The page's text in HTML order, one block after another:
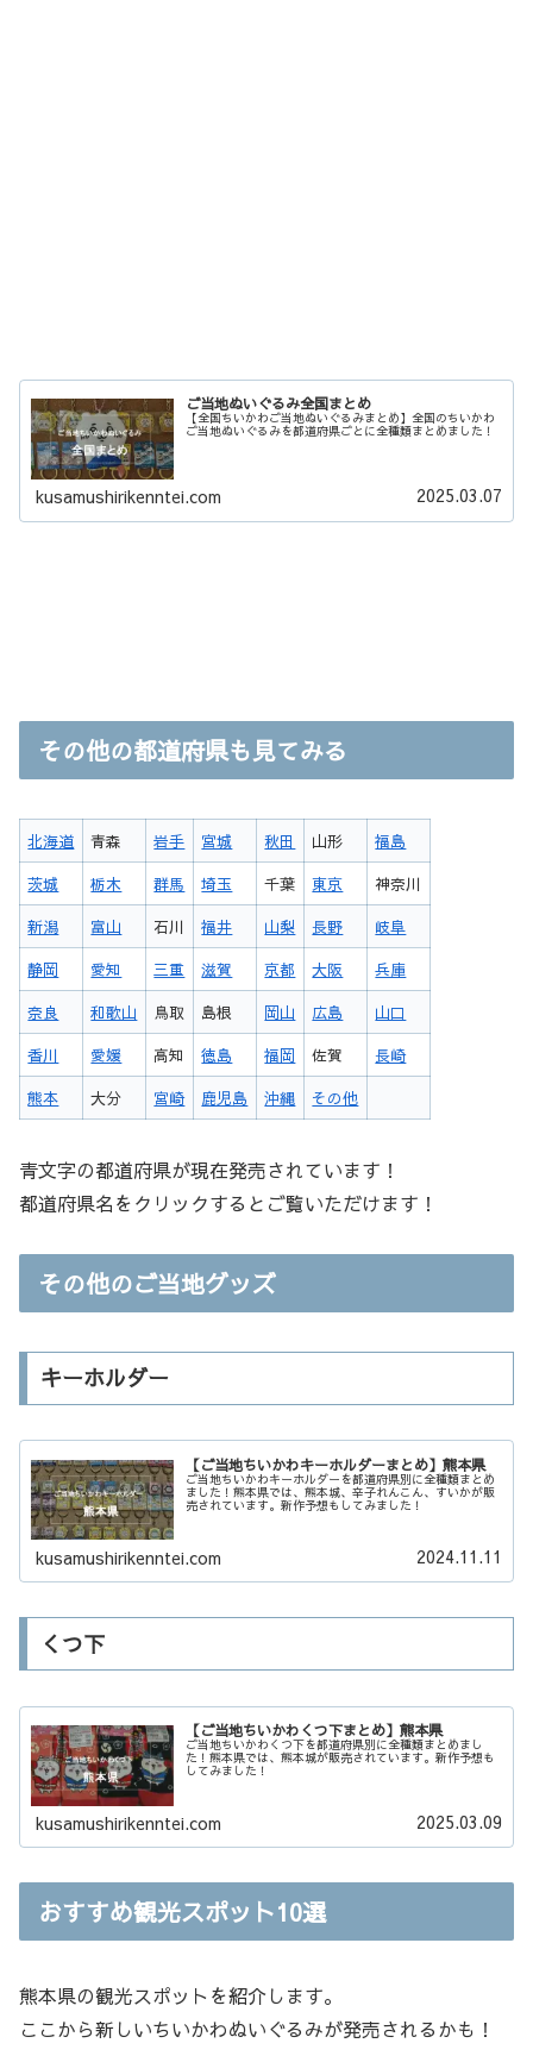
ご当地ぬいぐるみ全国まとめ
【全国ちいかわご当地ぬいぐるみまとめ】全国のちいかわ
ご当地ぬいぐるみを都道府県ごとに全種類まとめました！
kusamushirikenntei.com 2025.03.07
その他の都道府県も見てみる
北海道 青森 岩手 宮城 秋田 山形 福島
茨城 栃木 群馬 埼玉 千葉 東京 神奈川
新潟 富山 石川 福井 山梨 長野 岐阜
静岡 愛知 三重 滋賀 京都 大阪 兵庫
奈良 和歌山 鳥取 島根 岡山 広島 山口
香川 愛媛 高知 徳島 福岡 佐賀 長崎
熊本 大分 宮崎 鹿児島 沖縄 その他
青文字の都道府県が現在発売されています！
都道府県名をクリックするとご覧いただけます！
その他のご当地グッズ
キーホルダー
【ご当地ちいかわキーホルダーまとめ】熊本県
ご当地ちいかわキーホルダーを都道府県別に全種類まとめ
ました！熊本県では、熊本城、辛子れんこん、すいかが販
売されています。新作予想もしてみました！
kusamushirikenntei.com 2024.11.11
くつ下
【ご当地ちいかわくつ下まとめ】熊本県
ご当地ちいかわくつ下を都道府県別に全種類まとめまし
た！熊本県では、熊本城が販売されています。新作予想も
してみました！
kusamushirikenntei.com 2025.03.09
おすすめ観光スポット10選
熊本県の観光スポットを紹介します。
ここから新しいちいかわぬいぐるみが発売されるかも！